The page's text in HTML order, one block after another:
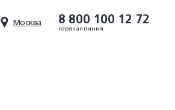
8 800 100 12 72
горячая линия
Москва